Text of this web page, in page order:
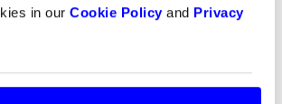
in our Cookie Policy and Privacy
besök